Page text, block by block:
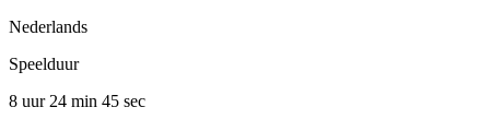
Nederlands
Speelduur
8 uur 24 min 45 sec